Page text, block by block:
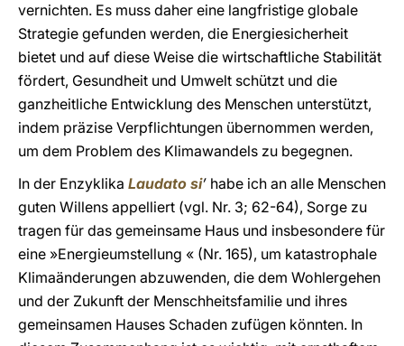
vernichten. Es muss daher eine langfristige globale
Strategie gefunden werden, die Energiesicherheit
bietet und auf diese Weise die wirtschaftliche Stabilität
fördert, Gesundheit und Umwelt schützt und die
ganzheitliche Entwicklung des Menschen unterstützt,
indem präzise Verpflichtungen übernommen werden,
um dem Problem des Klimawandels zu begegnen.
In der Enzyklika Laudato si’ habe ich an alle Menschen
guten Willens appelliert (vgl. Nr. 3; 62-64), Sorge zu
tragen für das gemeinsame Haus und insbesondere für
eine »Energieumstellung « (Nr. 165), um katastrophale
Klimaänderungen abzuwenden, die dem Wohlergehen
und der Zukunft der Menschheitsfamilie und ihres
gemeinsamen Hauses Schaden zufügen könnten. In